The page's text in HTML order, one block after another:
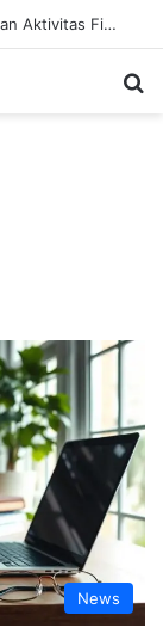
Panduan Fitness Ringkas untuk Memastikan Aktivitas Fisik Anda Tetap Konsisten
News